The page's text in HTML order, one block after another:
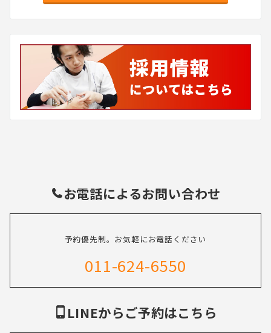
お電話によるお問い合わせ
予約優先制。お気軽にお電話ください
011-624-6550
LINEからご予約はこちら